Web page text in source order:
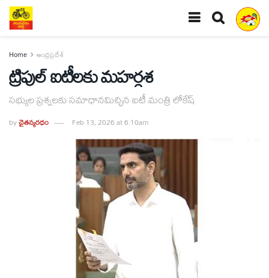
Home ఆంధ్రప్రదేశ్
ట్రిపుల్ ఐటీలకు మహర్దశ
సభ్యుల ప్రశ్నలకు సమాధానమిచ్చిన ఐటీ మంత్రి లోకేష్
byచైతన్యరధం Feb 13, 2026 at 6:10am